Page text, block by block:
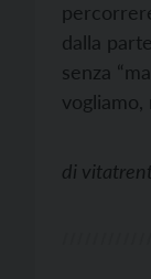
dalla
senza
di